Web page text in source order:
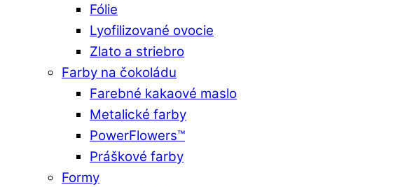
Fólie
Lyofilizované ovocie
Zlato a striebro
Farby na čokoládu
Farebné kakaové maslo
Metalické farby
PowerFlowers™
Práškové farby
Formy